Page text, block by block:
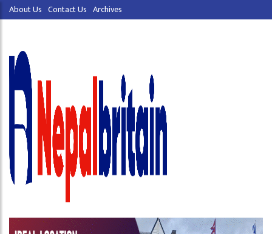
About Us Contact Us Archives